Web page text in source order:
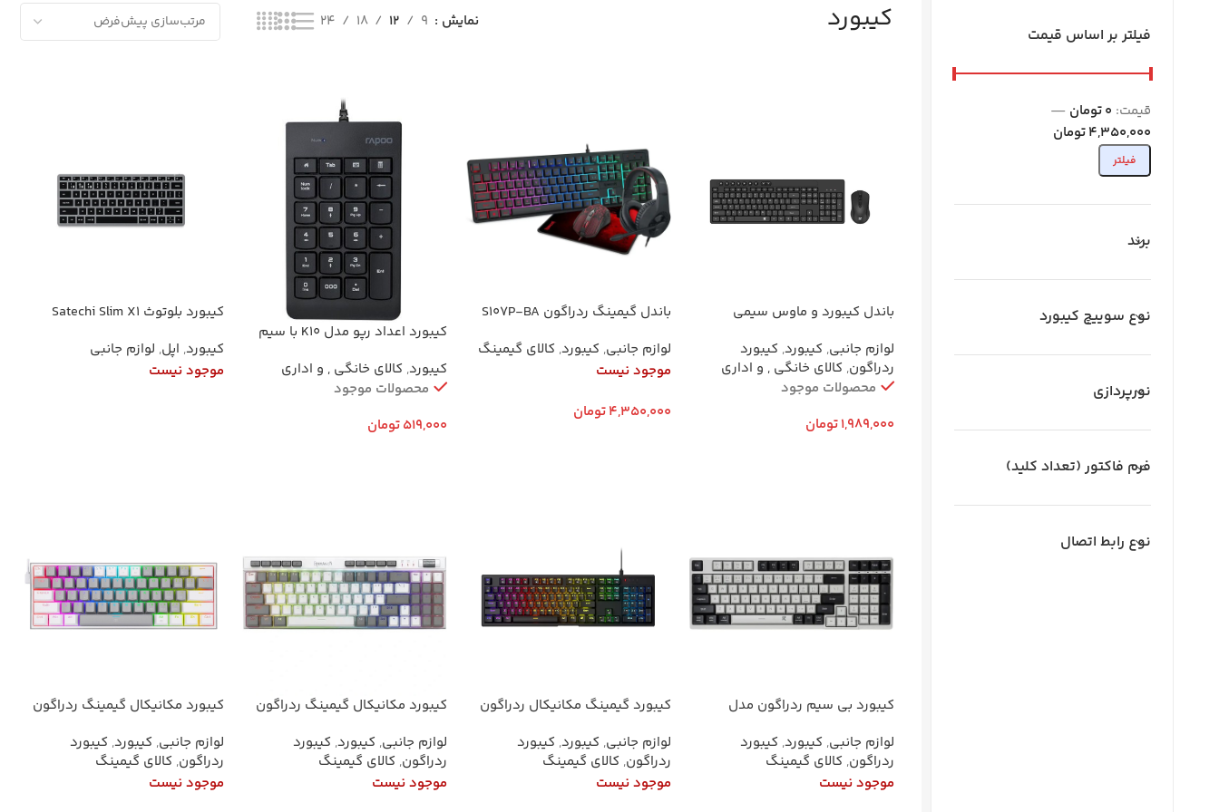
فیلتر بر اساس قیمت
فیلتر
قیمت: 0 تومان
—
4,350,000 تومان
برند
نوع سوییچ کیبورد
نورپردازی
فرم فاکتور (تعداد کلید)
نوع رابط اتصال
کیبورد نمایش 9
12
18
24
باندل کیبورد و ماوس سیمی
لوازم جانبی, کیبورد, کیبورد
ردراگون, کالای خانگی , و اداری
محصولات موجود
1,989,000تومان
باندل گیمینگ ردراگون S107P-BA
لوازم جانبی, کیبورد, کالای گیمینگ
موجود نیست
4,350,000تومان
کیبورد اعداد رپو مدل K10 با سیم
کیبورد, کالای خانگی , و اداری
محصولات موجود
519,000تومان
کیبورد بلوتوث Satechi Slim X1
کیبورد, اپل, لوازم جانبی
موجود نیست
کیبورد بی سیم ردراگون مدل
لوازم جانبی, کیبورد, کیبورد
ردراگون, کالای گیمینگ
موجود نیست
کیبورد گیمینگ مکانیکال ردراگون
قیمت و گارانتی
لوازم جانبی, کیبورد, کیبورد
ردراگون, کالای گیمینگ
موجود نیست
کیبورد مکانیکال گیمینگ ردراگون
گارانتی
لوازم جانبی, کیبورد, کیبورد
ردراگون, کالای گیمینگ
موجود نیست
کیبورد مکانیکال گیمینگ ردراگون
لوازم جانبی, کیبورد, کیبورد
ردراگون, کالای گیمینگ
موجود نیست